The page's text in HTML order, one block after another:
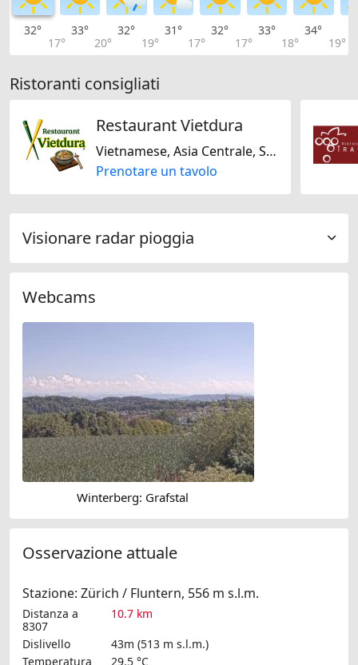
32°
17°
33°
20°
32°
19°
31°
17°
32°
17°
33°
18°
34°
19°
Ristoranti consigliati
Restaurant Vietdura
Vietnamese, Asia Centrale, Senza glutine, Senza lattosio
Prenotare un tavolo
Visionare radar pioggia
Webcams
Winterberg: Grafstal
Osservazione attuale
Stazione: Zürich / Fluntern, 556 m s.l.m.
Distanza a
8307
10.7 km
Dislivello
43m (513 m s.l.m.)
Temperatura
29.5 °C